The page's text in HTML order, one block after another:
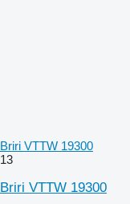
Briri VTTW 19300
13
Briri VTTW 19300